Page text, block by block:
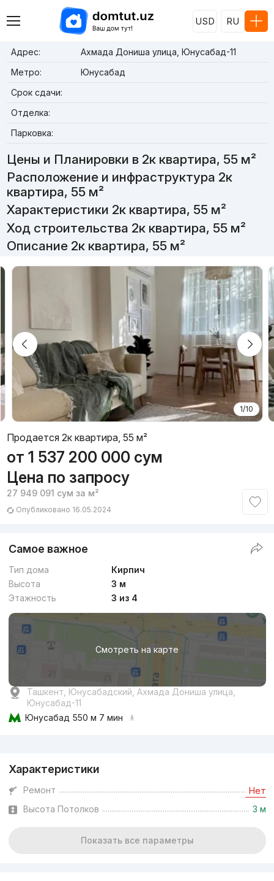
USD RU
Адрес:
Ахмада Дониша улица, Юнусабад-11
Метро:
Юнусабад
Срок сдачи:
Отделка:
Парковка:
Цены и Планировки в 2к квартира, 55 м²
Расположение и инфраструктура 2к
квартира, 55 м²
Характеристики 2к квартира, 55 м²
Ход строительства 2к квартира, 55 м²
Описание 2к квартира, 55 м²
1/10
Продается 2к квартира, 55 м²
от 1 537 200 000 сум
Цена по запросу
27 949 091 сум за м²
Опубликовано 16.05.2024
Самое важное
Тип дома
Кирпич
Высота
3 м
Этажность
3 из 4
Смотреть на карте
Ташкент, Юнусабадский, Ахмада Дониша улица,
Юнусабад-11
Юнусабад 550 м 7 мин
Характеристики
Ремонт Нет
Высота Потолков 3 м
Показать все параметры